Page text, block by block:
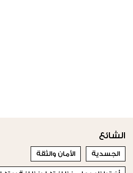
الشائع
الجسدية الأمان والثقة